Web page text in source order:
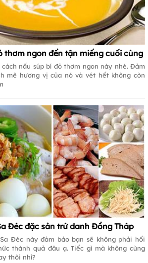
thơm ngon đến tận miếng cuối cùng
cách nấu súp bí đỏ thơm ngon này nhé. Đảm
mê hương vị của nó và vét hết không còn
Đéc đặc sản trứ danh Đồng Tháp
Đéc này đảm bảo bạn sẽ không phải hối
thành quả đâu ạ. Tiếc gì mà không cùng
thôi nhỉ?